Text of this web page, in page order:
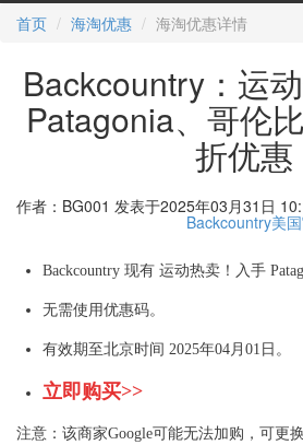
首页 海淘优惠 海淘优惠详情
Backcountry：运
Patagonia、哥伦
折优惠
作者：BG001 发表于2025年03月31日
Backcountry美
Backcountry 现有 运动热卖！入手
无需使用优惠码。
有效期至北京时间 2025年04月01日。
立即购买>>
注意：该商家Google可能无法加购，可更